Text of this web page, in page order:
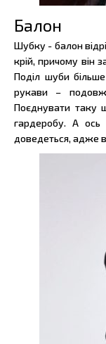
Балон
Шубку - балон
крій, причому він
Поділ шуби
рукави –
Поєднувати таку
гардеробу. А
доведеться, адже